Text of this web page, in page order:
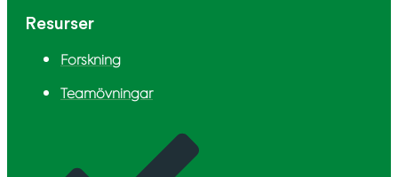
Resurser
Forskning
Teamövningar